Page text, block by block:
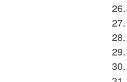
26.
27.
28.
29.
30.